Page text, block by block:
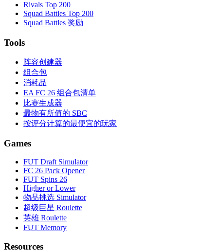
Rivals Top 200
Squad Battles Top 200
Squad Battles 奖励
Tools
阵容创建器
组合包
消耗品
EA FC 26 组合包清单
比赛生成器
最物有所值的 SBC
按评分计算的最便宜的玩家
Games
FUT Draft Simulator
FC 26 Pack Opener
FUT Spins 26
Higher or Lower
物品挑选 Simulator
超级巨星 Roulette
英雄 Roulette
FUT Memory
Resources